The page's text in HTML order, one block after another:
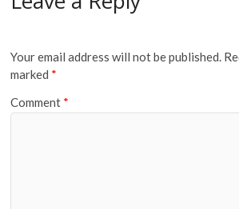
Your email address will not be published.
marked *
Comment *